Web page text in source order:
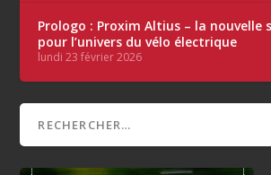
Prologo : Proxim Altius – la nouvelle
pour l’univers du vélo électrique
lundi 23 février 2026